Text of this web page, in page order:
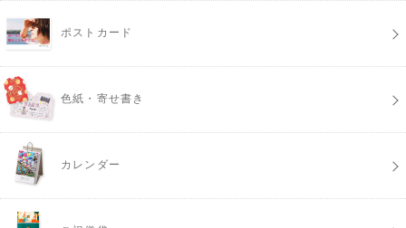
ポストカード
色紙・寄せ書き
カレンダー